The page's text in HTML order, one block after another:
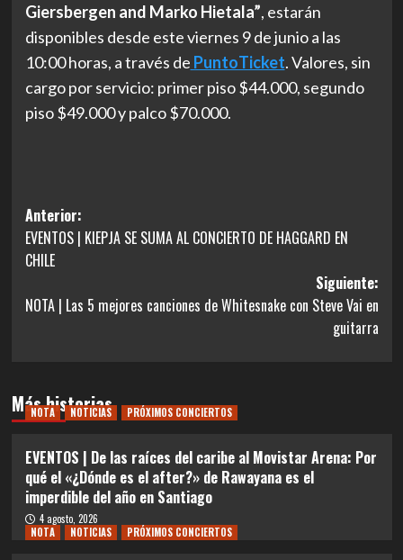
Giersbergen and Marko Hietala”, estarán
disponibles desde este viernes 9 de junio a las
10:00 horas, a través de PuntoTicket. Valores, sin
cargo por servicio: primer piso $44.000, segundo
piso $49.000 y palco $70.000.
Navegación
de
entradas
Anterior:
EVENTOS | KIEPJA SE SUMA AL CONCIERTO DE HAGGARD EN
CHILE
Siguiente:
NOTA | Las 5 mejores canciones de Whitesnake con Steve Vai en
guitarra
Más historias
NOTA NOTICIAS PRÓXIMOS CONCIERTOS
EVENTOS | De las raíces del caribe al Movistar Arena: Por
qué el «¿Dónde es el after?» de Rawayana es el
imperdible del año en Santiago
4 agosto, 2026
NOTA
NOTICIAS PRÓXIMOS CONCIERTOS